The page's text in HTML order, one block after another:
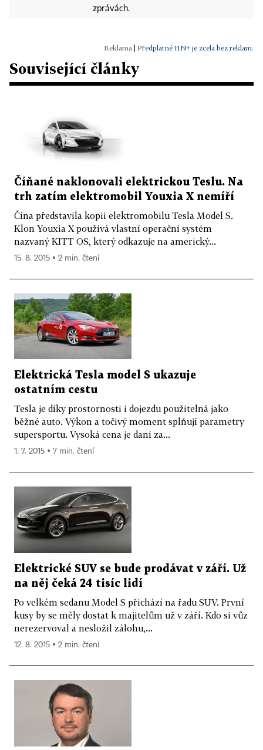
zprávách.
Předplatné HN+ je zcela bez reklam.
Související články
Číňané naklonovali elektrickou Teslu. Na
trh zatím elektromobil Youxia X nemíří
Čína představila kopii elektromobilu Tesla Model S.
Klon Youxia X používá vlastní operační systém
nazvaný KITT OS, který odkazuje na americký...
15. 8. 2015 ▪ 2 min. čtení
Elektrická Tesla model S ukazuje
ostatním cestu
Tesla je díky prostornosti i dojezdu použitelná jako
běžné auto. Výkon a točivý moment splňují parametry
supersportu. Vysoká cena je daní za...
1. 7. 2015 ▪ 7 min. čtení
Elektrické SUV se bude prodávat v září. Už
na něj čeká 24 tisíc lidí
Po velkém sedanu Model S přichází na řadu SUV. První
kusy by se měly dostat k majitelům už v září. Kdo si vůz
nerezervoval a nesložil zálohu,...
12. 8. 2015 ▪ 2 min. čtení